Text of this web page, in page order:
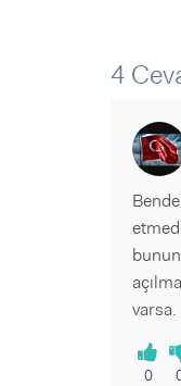
4
varsa.
0